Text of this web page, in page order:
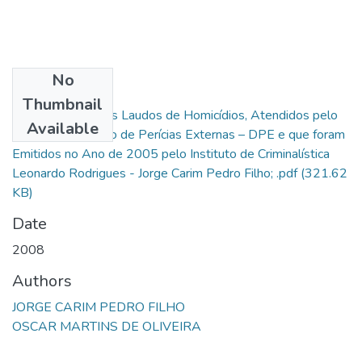
No
Thumbnail
Available
Levantamento dos Laudos de Homicídios, Atendidos pelo
Plantão da Divisão de Perícias Externas – DPE e que foram
Emitidos no Ano de 2005 pelo Instituto de Criminalística
Leonardo Rodrigues - Jorge Carim Pedro Filho; .pdf(321.62
KB)
Date
2008
Authors
JORGE CARIM PEDRO FILHO
OSCAR MARTINS DE OLIVEIRA